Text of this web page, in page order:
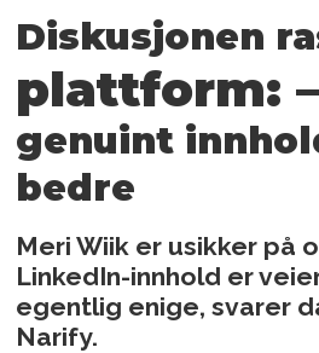
Diskusjonen
plattform:
genuint
bedre
Meri Wiik er usikker på
LinkedIn-innhold er
egentlig enige, svarer
Narify.